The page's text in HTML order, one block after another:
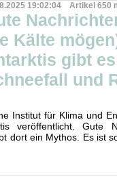
19:02:04 Artikel 650
Kälte
gibt
und
Institut für Klima und
veröffentlicht. Gute
dort ein Mythos. Es ist